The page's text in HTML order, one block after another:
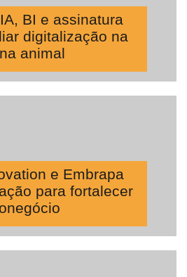
BI e assinatura
digitalização na
animal
e Embrapa
para fortalecer